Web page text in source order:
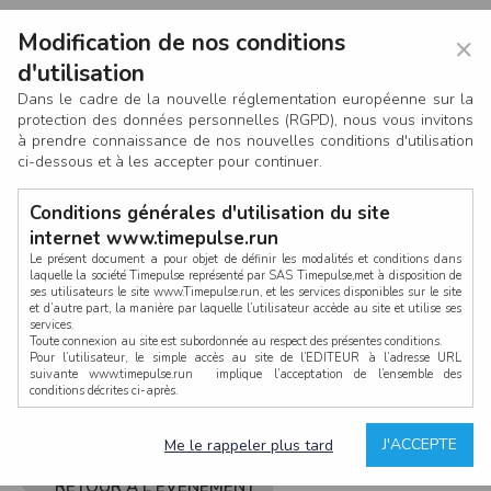
CONNEXION
RETOUR À L'ÉVÈNEMENT
×
Modification de nos conditions
d'utilisation
Dans le cadre de la nouvelle réglementation européenne sur la
protection des données personnelles (RGPD), nous vous invitons
à prendre connaissance de nos nouvelles conditions d'utilisation
ci-dessous et à les accepter pour continuer.
Conditions générales d'utilisation du site
internet www.timepulse.run
Le présent document a pour objet de définir les modalités et conditions dans
laquelle la société Timepulse représenté par SAS Timepulse,met à disposition de
ses utilisateurs le site www.Timepulse.run, et les services disponibles sur le site
et d’autre part, la manière par laquelle l’utilisateur accède au site et utilise ses
services.
Toute connexion au site est subordonnée au respect des présentes conditions.
Pour l’utilisateur, le simple accès au site de l’EDITEUR à l’adresse URL
suivante www.timepulse.run implique l’acceptation de l’ensemble des
conditions décrites ci-après.
La structure générale du site www.timepulse.run, par quelque procédé que ce
soit, sans l'autorisation préalable et par écrit de Fourcherot Mickael et/ou de ses
J'ACCEPTE
Me le rappeler plus tard